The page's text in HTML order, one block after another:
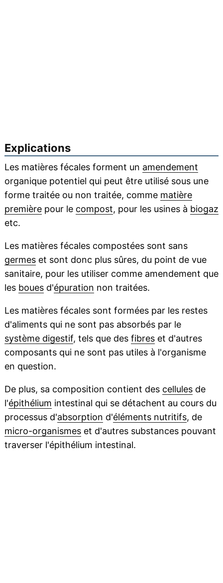
Explications
Les matières fécales forment un amendement
organique potentiel qui peut être utilisé sous une
forme traitée ou non traitée, comme matière
premièrepour le compost, pour les usines à biogaz
etc.
Les matières fécales compostées sont sans
germeset sont donc plus sûres, du point de vue
sanitaire, pour les utiliser comme amendement que
les bouesd'épuration non traitées.
Les matières fécales sont formées par les restes
d'aliments qui ne sont pas absorbés par le
système digestif, tels que des fibreset d'autres
composants qui ne sont pas utiles à l'organisme
en question.
De plus, sa composition contient des cellulesde
l'épithélium intestinal qui se détachent au cours du
processus d'absorption d'éléments nutritifs, de
micro-organismeset d'autres substances pouvant
traverser l'épithélium intestinal.